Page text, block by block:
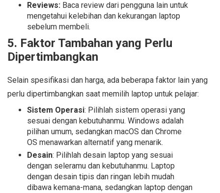
Reviews: Baca review dari pengguna lain untuk
mengetahui kelebihan dan kekurangan laptop
sebelum membeli.
5. Faktor Tambahan yang Perlu
Dipertimbangkan
Selain spesifikasi dan harga, ada beberapa faktor lain yang
perlu dipertimbangkan saat memilih laptop untuk pelajar:
Sistem Operasi: Pilihlah sistem operasi yang
sesuai dengan kebutuhanmu. Windows adalah
pilihan umum, sedangkan macOS dan Chrome
OS menawarkan alternatif yang menarik.
Desain: Pilihlah desain laptop yang sesuai
dengan seleramu dan kebutuhanmu. Laptop
dengan desain tipis dan ringan lebih mudah
dibawa kemana-mana, sedangkan laptop dengan